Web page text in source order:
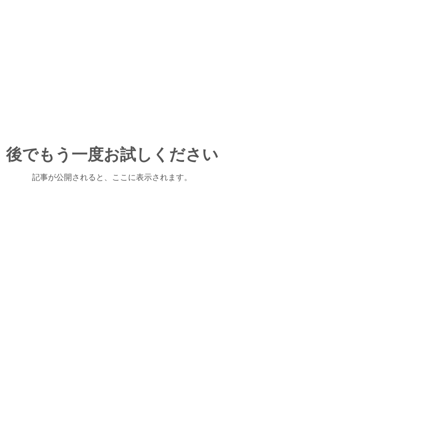
後でもう一度お試しください
記事が公開されると、ここに表示されます。